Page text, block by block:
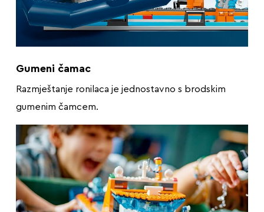
Gumeni čamac
Razmještanje ronilaca je jednostavno s brodskim
gumenim čamcem.